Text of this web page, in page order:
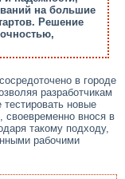
на большие
Решение
в городе
разработчикам
новые
своевременно внося в
такому подходу,
рабочими